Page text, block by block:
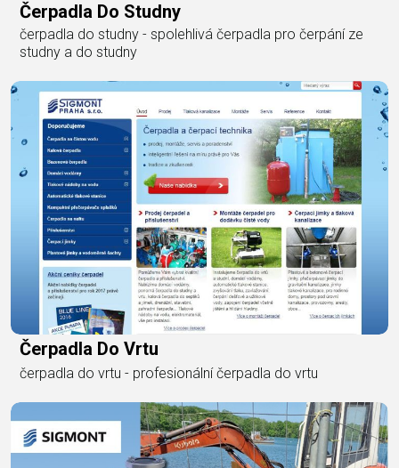
Čerpadla Do Studny
čerpadla do studny - spolehlivá čerpadla pro čerpání ze
studny a do studny
Čerpadla Do Vrtu
čerpadla do vrtu - profesionální čerpadla do vrtu